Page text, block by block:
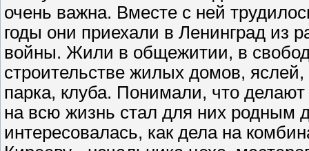
очень важна. Вместе с ней
годы они приехали в Ленинград из
войны. Жили в общежитии, в
строительстве жилых домов, яслей,
парка, клуба. Понимали, что
на всю жизнь стал для них родным
интересовалась, как дела на